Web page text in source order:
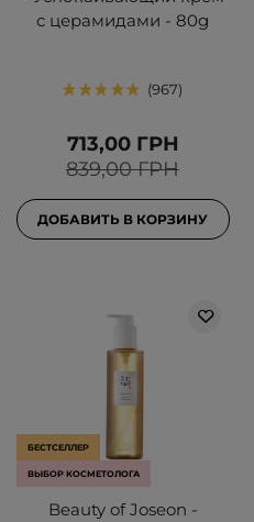
с церамидами - 80g
967
839,00 ГРН
713,00 ГРН
ДОБАВИТЬ В КОРЗИНУ
БЕСТСЕЛЛЕР
ВЫБОР КОСМЕТОЛОГА
Beauty of Joseon -